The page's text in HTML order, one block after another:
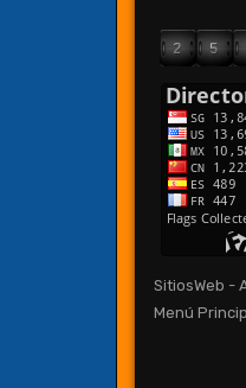
SitiosWeb -
Menú